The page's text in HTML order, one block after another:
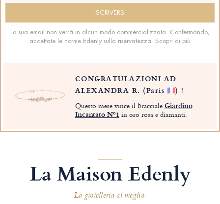
La sua email non verrà in alcun modo commercializzata. Confermando,
accettate le norme Edenly sulla riservatezza. Scopri di più
CONGRATULAZIONI AD
ALEXANDRA R. (Paris ) !
Questo mese vince il braccialeGiardino
Incantato Nº1 in oro rosa e diamanti.
La Maison Edenly
La gioielleria al meglio.